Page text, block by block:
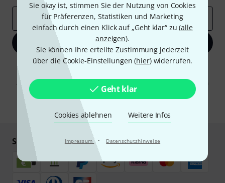
Sie okay ist, stimmen Sie der Nutzung von Cookies
für Präferenzen, Statistiken und Marketing
einfach durch einen Klick auf „Geht klar“ zu (alle
anzeigen).
Sie können Ihre erteilte Zustimmung jederzeit
über die Cookie-Einstellungen (hier) widerrufen.
Geht klar
Cookies ablehnen Weitere Infos
Impressum · Datenschutzhinweise
E-Mail-Adresse*
Jetzt anmelden
Mit Klick auf „Jetzt anmelden“ stimmen Sie dem Erhalt von E-Mail-
Werbung und einer Messung des E-Mail-Nutzungsverhaltens zu. Die
Abmeldung ist jederzeit möglich. Weitere Informationen finden Sie in
unserenDatenschutzhinweisen
Sicher einkaufen & bezahlen